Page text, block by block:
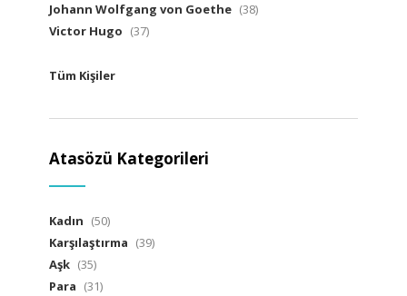
Johann Wolfgang von Goethe (38)
Victor Hugo (37)
Tüm Kişiler
Atasözü Kategorileri
Kadın (50)
Karşılaştırma (39)
Aşk (35)
Para (31)